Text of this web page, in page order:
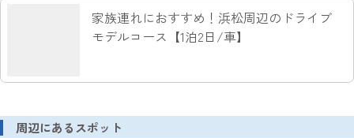
家族連れにおすすめ！浜松周辺のドライブ
モデルコース【1泊2日/車】
周辺にあるスポット